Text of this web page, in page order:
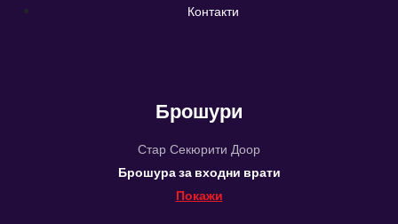
Контакти
Брошури
Стар Секюрити Доор
Брошура за входни врати
Покажи